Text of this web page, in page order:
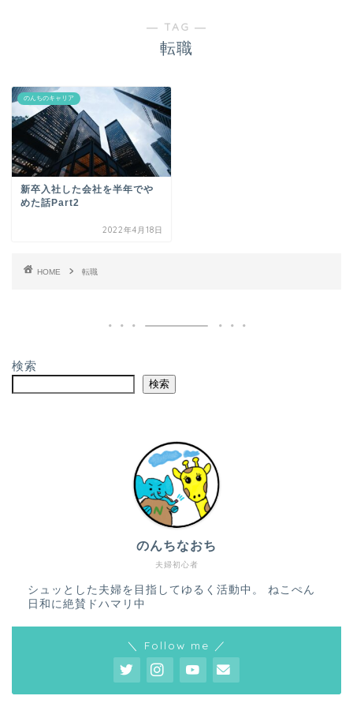
― TAG ―
転職
のんちのキャリア
新卒入社した会社を半年でや
めた話Part2
2022年4月18日
HOME 転職
検索
検索
夫婦初心者
のんちなおち
シュッとした夫婦を目指してゆるく活動中。 ねこぺん
日和に絶賛ドハマリ中
＼ Follow me ／